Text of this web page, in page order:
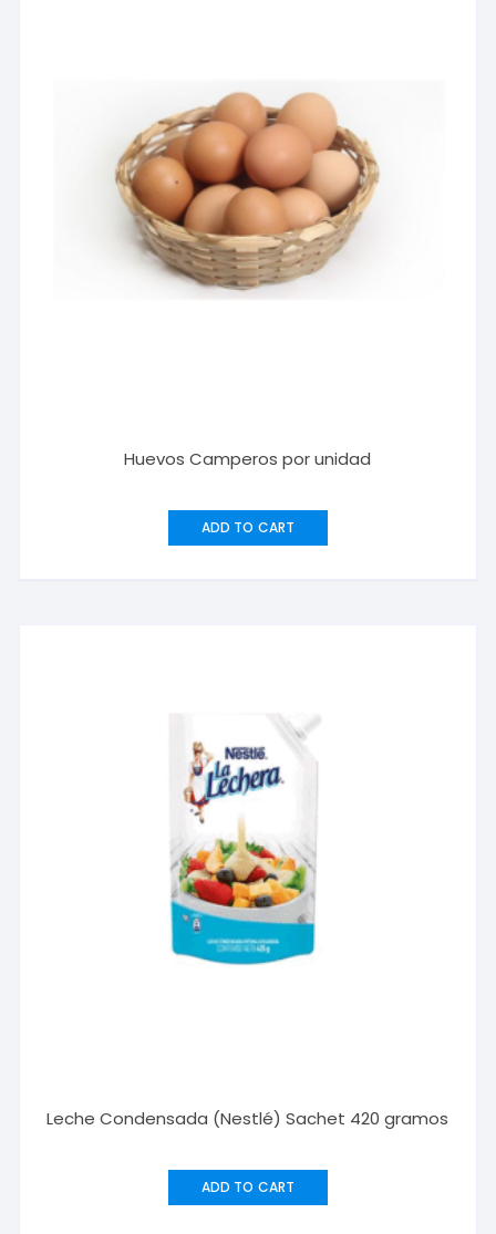
Huevos Camperos por unidad
ADD TO CART
Leche Condensada (Nestlé) Sachet 420 gramos
ADD TO CART